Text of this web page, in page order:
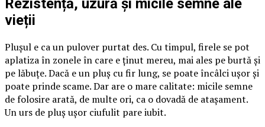
Rezistență, uzură și micile semne ale
vieții
Plușul e ca un pulover purtat des. Cu timpul, firele se pot
aplatiza în zonele în care e ținut mereu, mai ales pe burtă și
pe lăbuțe. Dacă e un pluș cu fir lung, se poate încâlci ușor și
poate prinde scame. Dar are o mare calitate: micile semne
de folosire arată, de multe ori, ca o dovadă de atașament.
Un urs de pluș ușor ciufulit pare iubit.